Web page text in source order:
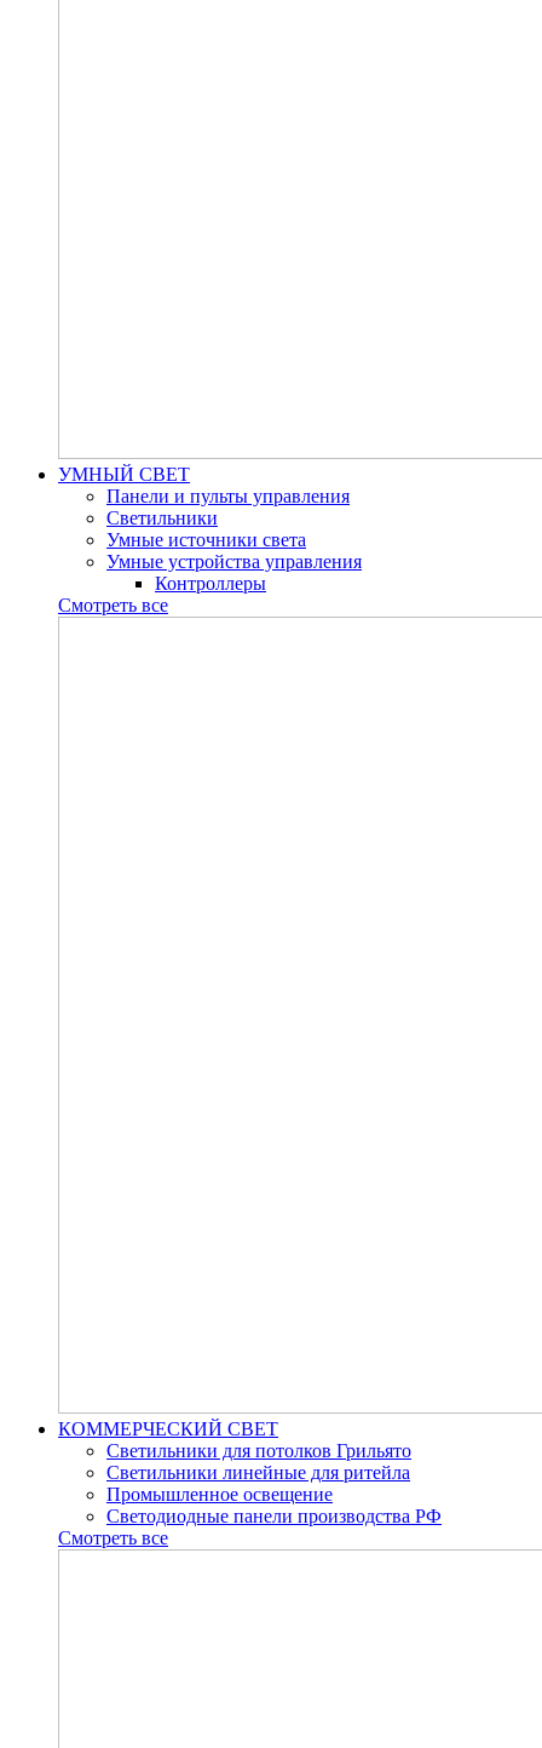
УМНЫЙ СВЕТ
Панели и пульты управления
Светильники
Умные источники света
Умные устройства управления
Контроллеры
Смотреть все
КОММЕРЧЕСКИЙ СВЕТ
Светильники для потолков Грильято
Светильники линейные для ритейла
Промышленное освещение
Светодиодные панели производства РФ
Смотреть все